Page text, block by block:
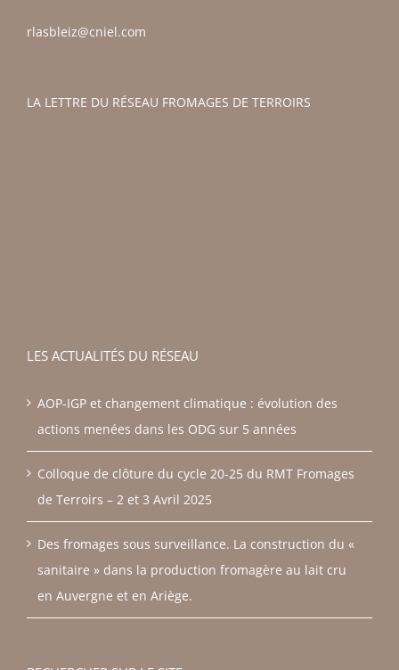
rlasbleiz@cniel.com
LA LETTRE DU RÉSEAU FROMAGES DE TERROIRS
LES ACTUALITÉS DU RÉSEAU
AOP-IGP et changement climatique : évolution des
actions menées dans les ODG sur 5 années
Colloque de clôture du cycle 20-25 du RMT Fromages
de Terroirs – 2 et 3 Avril 2025
Des fromages sous surveillance. La construction du «
sanitaire » dans la production fromagère au lait cru
en Auvergne et en Ariège.